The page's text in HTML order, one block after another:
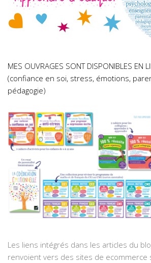
MES OUVRAGES SONT DISPONIBLES EN
(confiance en soi, stress, émotions,
pédagogie)
Les liens intégrés dans les articles du
renvoient vers des sites de ecommerce